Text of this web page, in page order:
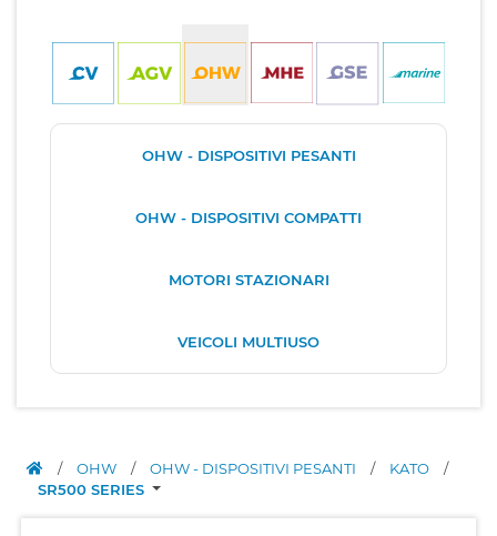
OHW - DISPOSITIVI PESANTI
OHW - DISPOSITIVI COMPATTI
MOTORI STAZIONARI
VEICOLI MULTIUSO
/ OHW / OHW - DISPOSITIVI PESANTI / KATO
/
SR500 SERIES